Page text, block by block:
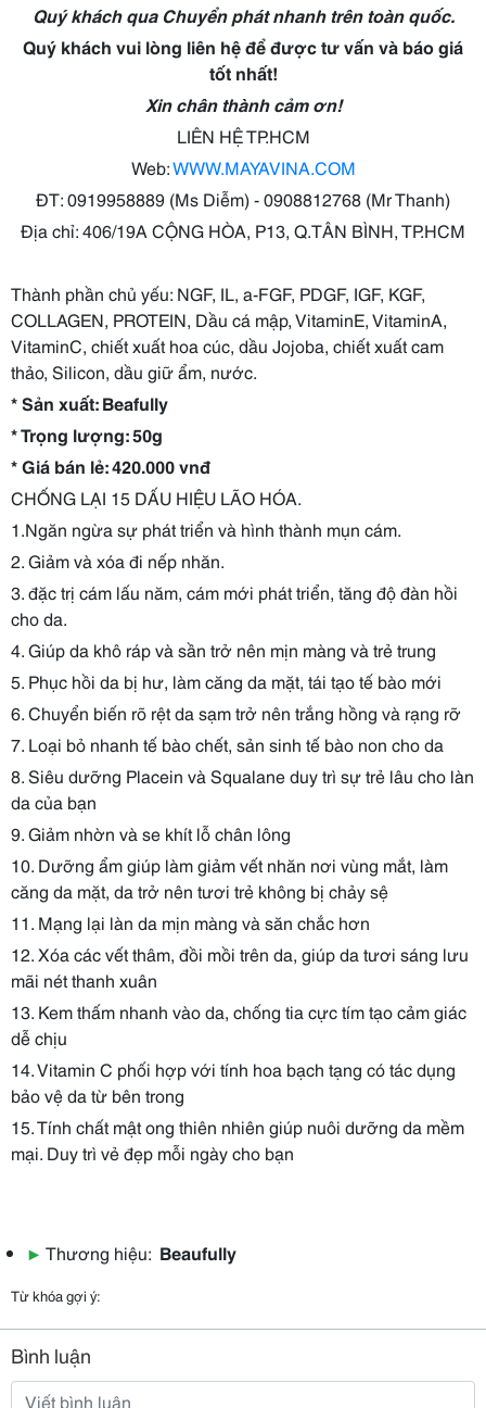
Quý khách qua Chuyển phát nhanh trên toàn quốc.
Quý khách vui lòng liên hệ để được tư vấn và báo giá
tốt nhất!
Xin chân thành cảm ơn!
LIÊN HỆ TP.HCM
Web:WWW.MAYAVINA.COM
ĐT: 0919958889 (Ms Diễm) - 0908812768 (Mr Thanh)
Địa chỉ: 406/19A CỘNG HÒA, P13, Q.TÂN BÌNH, TP.HCM
Thành phần chủ yếu: NGF, IL, a-FGF, PDGF, IGF, KGF,
COLLAGEN, PROTEIN, Dầu cá mập, VitaminE, VitaminA,
VitaminC, chiết xuất hoa cúc, dầu Jojoba, chiết xuất cam
thảo, Silicon, dầu giữ ẩm, nước.
* Sản xuất: Beafully
* Trọng lượng: 50g
* Giá bán lẻ: 420.000 vnđ
CHỐNG LẠI 15 DẤU HIỆU LÃO HÓA.
1.Ngăn ngừa sự phát triển và hình thành mụn cám.
2. Giảm và xóa đi nếp nhăn.
3. đặc trị cám lấu năm, cám mới phát triển, tăng độ đàn hồi
cho da.
4. Giúp da khô ráp và sần trở nên mịn màng và trẻ trung
5. Phục hồi da bị hư, làm căng da mặt, tái tạo tế bào mới
6. Chuyển biến rõ rệt da sạm trở nên trắng hồng và rạng rỡ
7. Loại bỏ nhanh tế bào chết, sản sinh tế bào non cho da
8. Siêu dưỡng Placein và Squalane duy trì sự trẻ lâu cho làn
da của bạn
9. Giảm nhờn và se khít lỗ chân lông
10. Dưỡng ẩm giúp làm giảm vết nhăn nơi vùng mắt, làm
căng da mặt, da trở nên tươi trẻ không bị chảy sệ
11. Mạng lại làn da mịn màng và săn chắc hơn
12. Xóa các vết thâm, đồi mồi trên da, giúp da tươi sáng lưu
mãi nét thanh xuân
13. Kem thấm nhanh vào da, chống tia cực tím tạo cảm giác
dễ chịu
14. Vitamin C phối hợp với tính hoa bạch tạng có tác dụng
bảo vệ da từ bên trong
15. Tính chất mật ong thiên nhiên giúp nuôi dưỡng da mềm
mại. Duy trì vẻ đẹp mỗi ngày cho bạn
▶ Thương hiệu: Beaufully
Từ khóa gợi ý:
Bình luận